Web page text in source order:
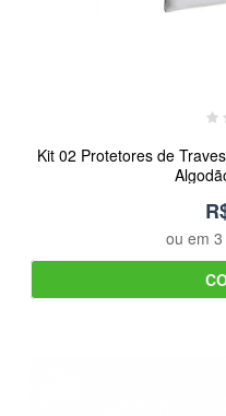
Kit 02 Protetores de
ou em 3